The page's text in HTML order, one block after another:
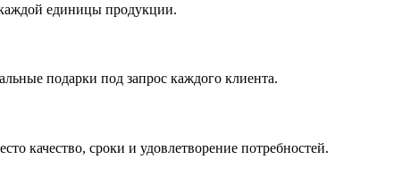
каждой единицы продукции.
подарки под запрос каждого клиента.
качество, сроки и удовлетворение потребностей.